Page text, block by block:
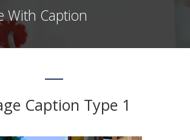
With Caption
Caption Type 1